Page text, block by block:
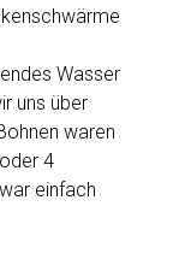
Wasser
uns über
waren
4
einfach